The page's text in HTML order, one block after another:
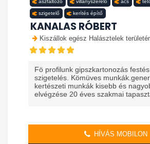
aszfaltozó villanyszerelő ács
szigetelő kerítés építő
KANALAS RÓBERT
Kiszállok egész Halásztelek
Fö profilunk gipszkartonozás
szigetelés. Kömüves
kertészeti munkák kisebb és
elvégzése 20 éves szakmai
HÍVÁS MOBILON